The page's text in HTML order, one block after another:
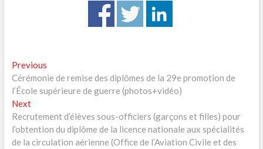
Navigation
de
l’article
PreviousPrevious
post:
Cérémonie de remise des diplômes de la 29e promotion de
l’École supérieure de guerre (photos+vidéo)
NextNext
post:
Recrutement d’élèves sous-officiers (garçons et filles) pour
l’obtention du diplôme de la licence nationale aux spécialités
de la circulation aérienne (Office de l’Aviation Civile et des